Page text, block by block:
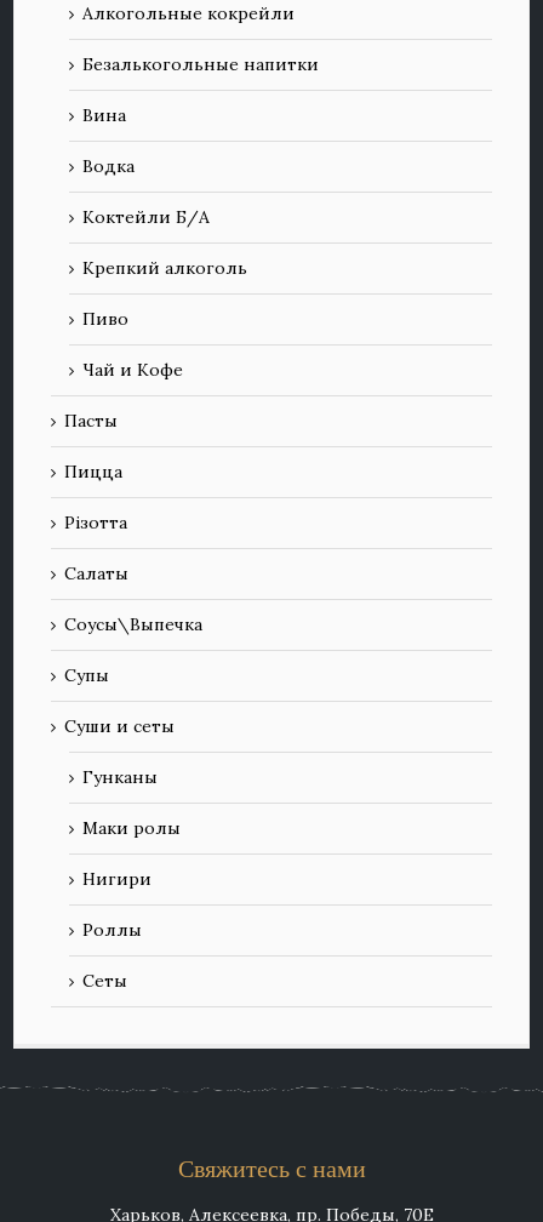
Алкогольные кокрейли
Безалькогольные напитки
Вина
Водка
Коктейли Б/А
Крепкий алкоголь
Пиво
Чай и Кофе
Пасты
Пицца
Різотта
Салаты
Соусы\Выпечка
Супы
Суши и сеты
Гунканы
Маки ролы
Нигири
Роллы
Сеты
Свяжитесь с нами
Харьков, Алексеевка, пр. Победы, 70Е